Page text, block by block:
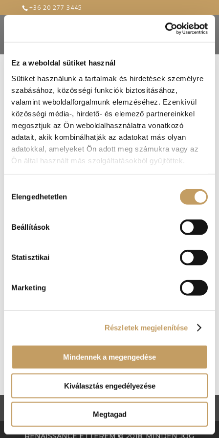
Ez a weboldal sütiket használ
Sütiket használunk a tartalmak és hirdetések személyre
szabásához, közösségi funkciók biztosításához,
valamint weboldalforgalmunk elemzéséhez. Ezenkívül
közösségi média-, hirdető- és elemező partnereinkkel
megosztjuk az Ön weboldalhasználatra vonatkozó
adatait, akik kombinálhatják az adatokat más olyan
adatokkal, amelyeket Ön adott meg számukra vagy az
Ön által használt más szolgáltatásokból gyűjtöttek.
kiválasztása
Elengedhetetlen
Beállítások
Statisztikai
Marketing
Részletek megjelenítése
Mindennek a megengedése
Kiválasztás engedélyezése
Megtagad
+36 20 277 3445
jegyet most!
2025-nov-26
Idén is megtartjuk a mára igazi hagyománnyá lett
szilveszteri mulatságot a visegrádi Renaissance
színházi élménnyel szórakoztat a Bolondos
Dudás Zsuzsi, aztán átmegyünk együtt a...
Kosár
Nincsenek termékek a kosárban.
RENAISSANCE ÉTTEREM © 2018. MINDEN JOG